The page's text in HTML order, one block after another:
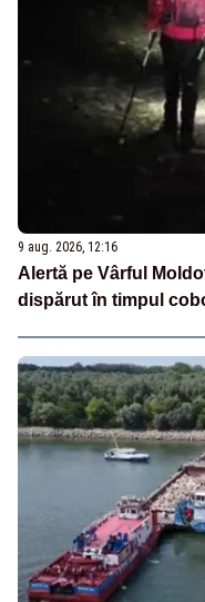
9 aug. 2026, 12:16
Alertă pe Vârful
dispărut în timpul